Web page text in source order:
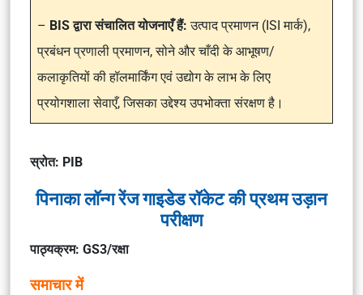
– BIS द्वारा संचालित योजनाएँ हैं: उत्पाद प्रमाणन (ISI मार्क),
प्रबंधन प्रणाली प्रमाणन, सोने और चाँदी के आभूषण/
कलाकृतियों की हॉलमार्किंग एवं उद्योग के लाभ के लिए
प्रयोगशाला सेवाएँ, जिसका उद्देश्य उपभोक्ता संरक्षण है।
स्रोत: PIB
पिनाका लॉन्ग रेंज गाइडेड रॉकेट की प्रथम उड़ान
परीक्षण
पाठ्यक्रम: GS3/रक्षा
समाचार में